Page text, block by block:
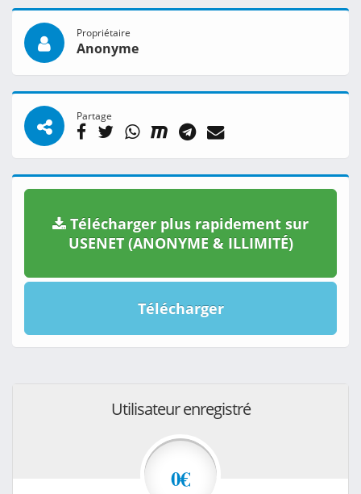
Propriétaire
Anonyme
Partage
Télécharger plus rapidement sur
USENET (ANONYME & ILLIMITÉ)
Télécharger
Utilisateur enregistré
0€